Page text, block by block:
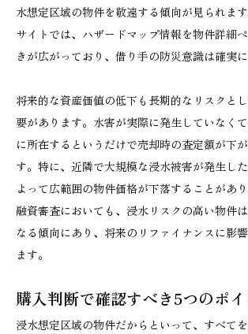
水想定区域の物件を敬遠する傾向が見られま
サイトでは、ハザードマップ情報を物件詳細
きが広がっており、借り手の防災意識は確実に
将来的な資産価値の低下も長期的なリスクと
要があります。水害が実際に発生していなく
に所在するというだけで売却時の査定額が下
す。特に、近隣で大規模な浸水被害が発生し
よって広範囲の物件価格が下落することがあ
融資審査においても、浸水リスクの高い物件
なる傾向にあり、将来のリファイナンスに影
ます。
購入判断で確認すべき5つのポイ
浸水想定区域の物件だからといって、すべて